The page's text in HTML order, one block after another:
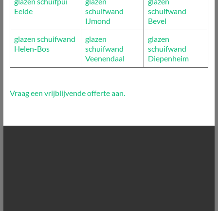
Eelde
schuifwand
IJmond
schuifwand
Bevel
glazen schuifwand
Helen-Bos
glazen
schuifwand
Veenendaal
glazen
schuifwand
Diepenheim
Vraag een vrijblijvende offerte aan.